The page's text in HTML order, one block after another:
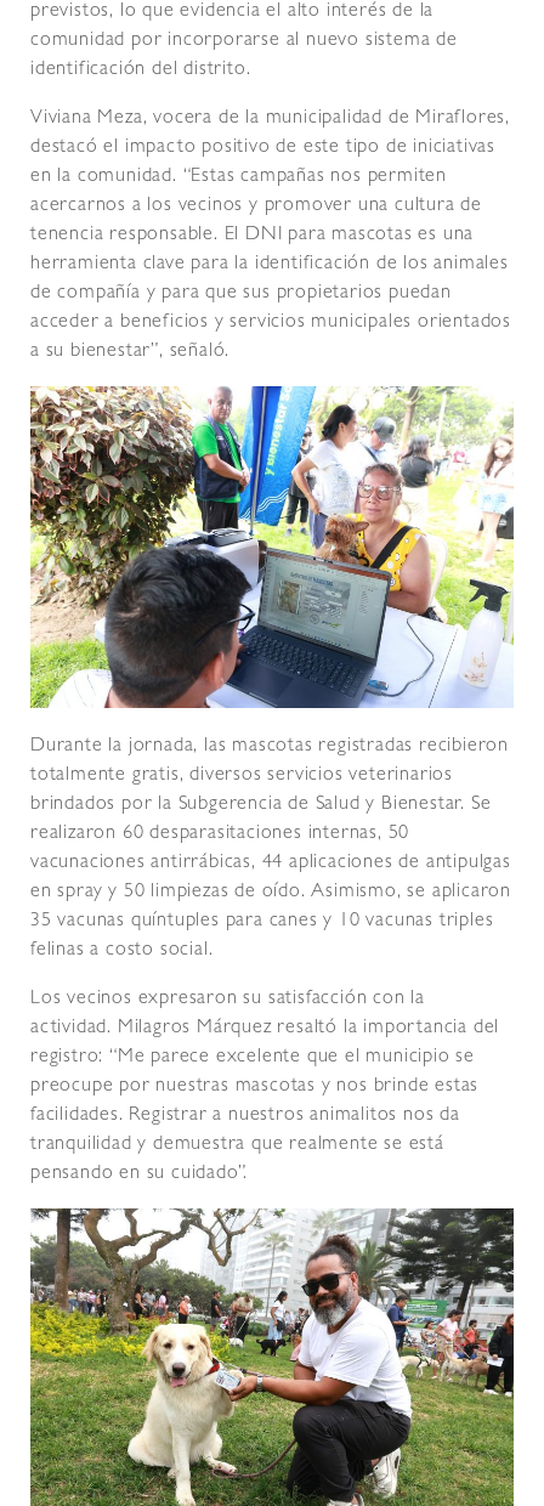
previstos, lo que evidencia el alto interés de la
comunidad por incorporarse al nuevo sistema de
identificación del distrito.
Viviana Meza, vocera de la municipalidad de Miraflores,
destacó el impacto positivo de este tipo de iniciativas
en la comunidad. “Estas campañas nos permiten
acercarnos a los vecinos y promover una cultura de
tenencia responsable. El DNI para mascotas es una
herramienta clave para la identificación de los animales
de compañía y para que sus propietarios puedan
acceder a beneficios y servicios municipales orientados
a su bienestar”, señaló.
Durante la jornada, las mascotas registradas recibieron
totalmente gratis, diversos servicios veterinarios
brindados por la Subgerencia de Salud y Bienestar. Se
realizaron 60 desparasitaciones internas, 50
vacunaciones antirrábicas, 44 aplicaciones de antipulgas
en spray y 50 limpiezas de oído. Asimismo, se aplicaron
35 vacunas quíntuples para canes y 10 vacunas triples
felinas a costo social.
Los vecinos expresaron su satisfacción con la
actividad. Milagros Márquez resaltó la importancia del
registro: “Me parece excelente que el municipio se
preocupe por nuestras mascotas y nos brinde estas
facilidades. Registrar a nuestros animalitos nos da
tranquilidad y demuestra que realmente se está
pensando en su cuidado”.